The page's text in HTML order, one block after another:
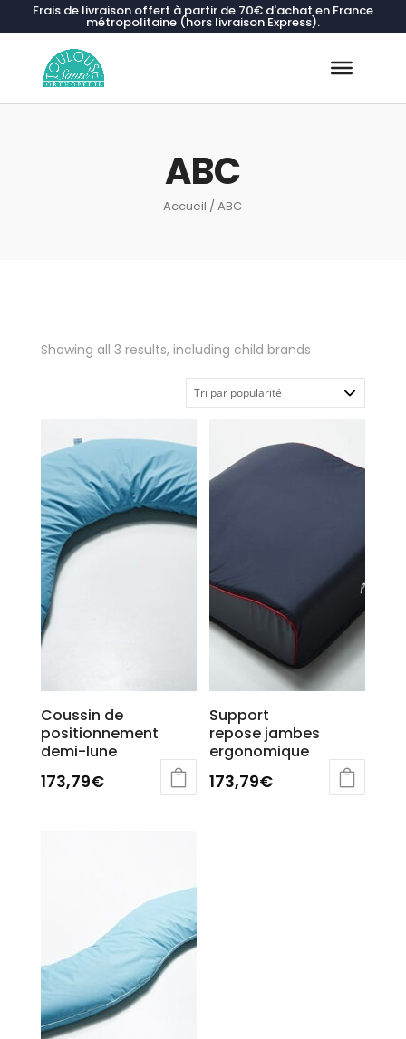
Frais de livraison offert à partir de 70€ d'achat en France
métropolitaine (hors livraison Express).
ABC
Accueil / ABC
Showing all 3 results, including child brands
Coussin de
positionnement
demi-lune
173,79€
Support
repose jambes
ergonomique
173,79€